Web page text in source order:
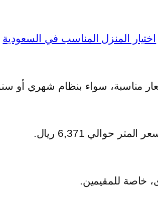
اختيار المنزل المناسب في السعودية
خاصة للمقيمين.